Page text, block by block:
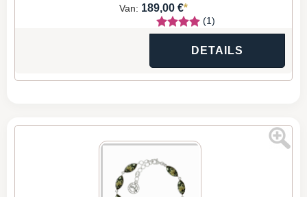
Van: 189,00 €*
(1)
DETAILS